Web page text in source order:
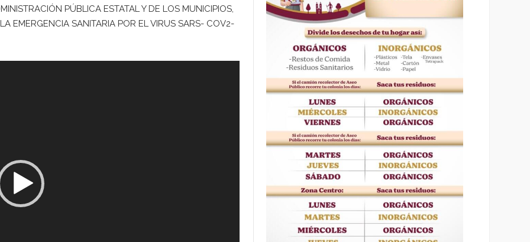
PÚBLICA ESTATAL Y DE LOS MUNICIPIOS,
EMERGENCIA SANITARIA POR EL VIRUS SARS- COV2-